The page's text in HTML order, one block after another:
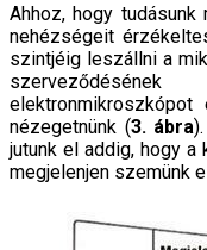
Ahhoz, hogy
nehézségeit
szintjéig leszállni a
nézegetnünk (3. ábra
jutunk el addig, hogy
megjelenjen szemünk